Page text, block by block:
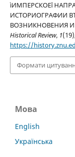
ìИМПЕРСКОЕî
ИСТОРИОГРАФИИ
ВОЗНИКНОВЕНИЯ И
Historical Review, 1
https://
Формати
Мова
English
Українська